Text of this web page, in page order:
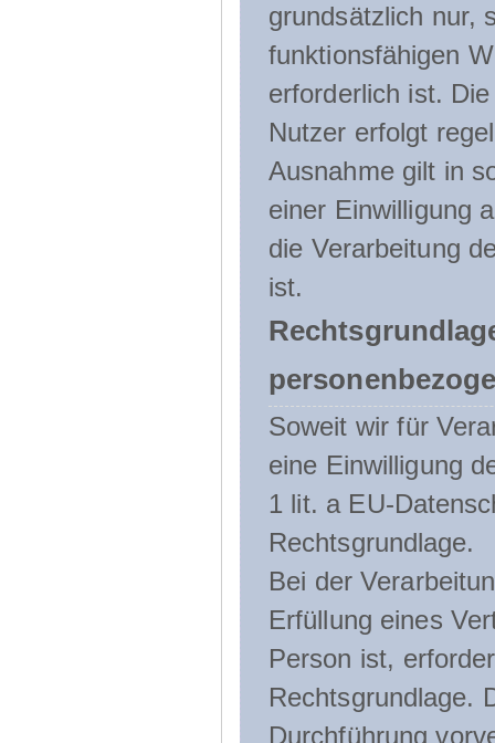
grundsätzlich nur,
funktionsfähigen
erforderlich ist.
Nutzer erfolgt
Ausnahme gilt in
einer Einwilligung
die Verarbeitung
ist.
Soweit wir für
eine Einwilligung
1 lit. a EU-
Rechtsgrundlage.
Bei der
Erfüllung eines
Person ist,
Rechtsgrundlage.
Durchführung